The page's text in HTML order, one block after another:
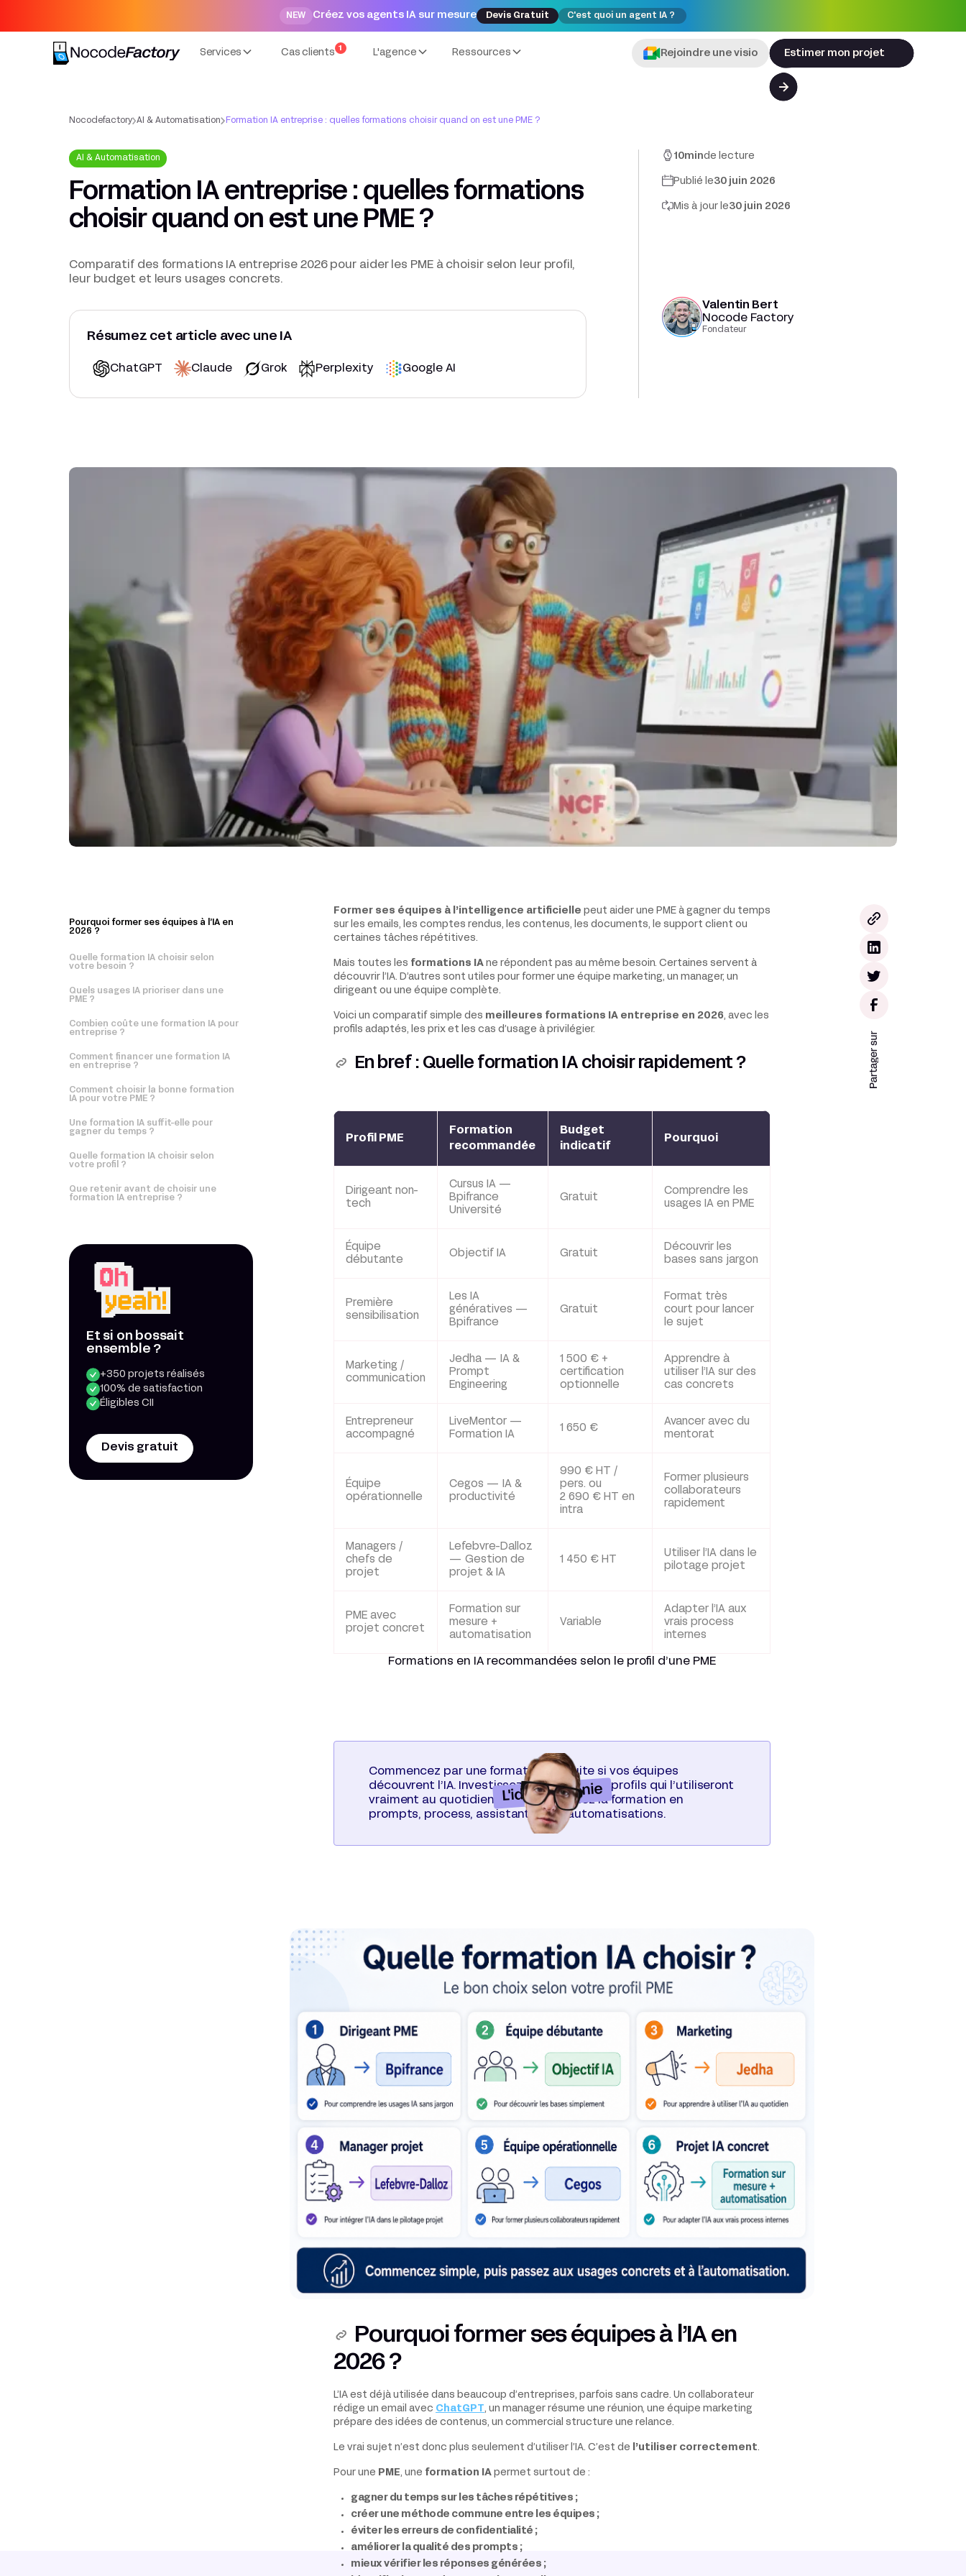
NEW Créez vos agents IA sur mesure Devis Gratuit C'est quoi un agent IA ?
Services Cas clients
1
L'agence Ressources Rejoindre une visio Estimer mon projet
Nocodefactory AI & Automatisation Formation IA entreprise : quelles formations choisir quand on est une PME ?
AI & Automatisation
Formation IA entreprise : quelles formations
choisir quand on est une PME ?
Comparatif des formations IA entreprise 2026 pour aider les PME à choisir selon leur profil,
leur budget et leurs usages concrets.
Résumez cet article avec une IA
ChatGPT Claude Grok Perplexity Google AI
10minde lecture
Publié le30 juin 2026
Mis à jour le30 juin 2026
Valentin Bert
Nocode Factory
Fondateur
Pourquoi former ses équipes à l’IA en
2026 ?
Quelle formation IA choisir selon
votre besoin ?
Quels usages IA prioriser dans une
PME ?
Combien coûte une formation IA pour
entreprise ?
Comment financer une formation IA
en entreprise ?
Comment choisir la bonne formation
IA pour votre PME ?
Une formation IA suffit-elle pour
gagner du temps ?
Quelle formation IA choisir selon
votre profil ?
Que retenir avant de choisir une
formation IA entreprise ?
Et si on bossait
ensemble ?
+350 projets réalisés
100% de satisfaction
Éligibles CII
Devis gratuit
Former ses équipes à l’intelligence artificielle peut aider une PME à gagner du temps
sur les emails, les comptes rendus, les contenus, les documents, le support client ou
certaines tâches répétitives.
Mais toutes les formations IA ne répondent pas au même besoin. Certaines servent à
découvrir l’IA. D’autres sont utiles pour former une équipe marketing, un manager, un
dirigeant ou une équipe complète.
Voici un comparatif simple des meilleures formations IA entreprise en 2026, avec les
profils adaptés, les prix et les cas d’usage à privilégier.
En bref : Quelle formation IA choisir rapidement ?
Formations en IA recommandées selon le profil d’une PME
Profil PME
Formation
recommandée
Budget
indicatif
Pourquoi
Dirigeant non-
tech
Cursus IA —
Bpifrance
Université
Gratuit
Comprendre les
usages IA en PME
Équipe
débutante
Objectif IA Gratuit
Découvrir les
bases sans jargon
Première
sensibilisation
Les IA
génératives —
Bpifrance
Gratuit
Format très
court pour lancer
le sujet
Marketing /
communication
Jedha — IA &
Prompt
Engineering
1 500 € +
certification
optionnelle
Apprendre à
utiliser l’IA sur des
cas concrets
Entrepreneur
accompagné
LiveMentor —
Formation IA
1 650 €
Avancer avec du
mentorat
Équipe
opérationnelle
Cegos — IA &
productivité
990 € HT /
pers. ou
2 690 € HT en
intra
Former plusieurs
collaborateurs
rapidement
Managers /
chefs de
projet
Lefebvre-Dalloz
— Gestion de
projet & IA
1 450 € HT
Utiliser l’IA dans le
pilotage projet
PME avec
projet concret
Formation sur
mesure +
automatisation
Variable
Adapter l’IA aux
vrais process
internes
Commencez par une formation gratuite si vos équipes
découvrent l’IA. Investissez ensuite sur les profils qui l’utiliseront
vraiment au quotidien. Puis transformez la formation en
prompts, process, assistants IA et automatisations.
L'idée de génie
Pourquoi former ses équipes à l’IA en
2026 ?
L’IA est déjà utilisée dans beaucoup d’entreprises, parfois sans cadre. Un collaborateur
rédige un email avec ChatGPT, un manager résume une réunion, une équipe marketing
prépare des idées de contenus, un commercial structure une relance.
Le vrai sujet n’est donc plus seulement d’utiliser l’IA. C’est de l’utiliser correctement.
Pour une PME, une formation IA permet surtout de :
gagner du temps sur les tâches répétitives ;
créer une méthode commune entre les équipes ;
éviter les erreurs de confidentialité ;
améliorer la qualité des prompts ;
mieux vérifier les réponses générées ;